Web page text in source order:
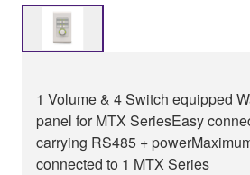
1 Volume & 4 Switch equipped
panel for MTX SeriesEasy
carrying RS485 +
connected to 1 MTX Series